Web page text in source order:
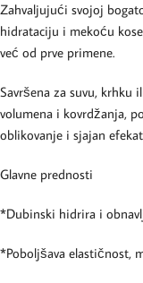
Zahvaljujući svojoj
hidrataciju i mekoću
već od prve primene.
Savršena za suvu, krhku
volumena i kovrdžanja,
oblikovanje i sjajan
Glavne prednosti
*Dubinski hidrira i
*Poboljšava elastičnost,